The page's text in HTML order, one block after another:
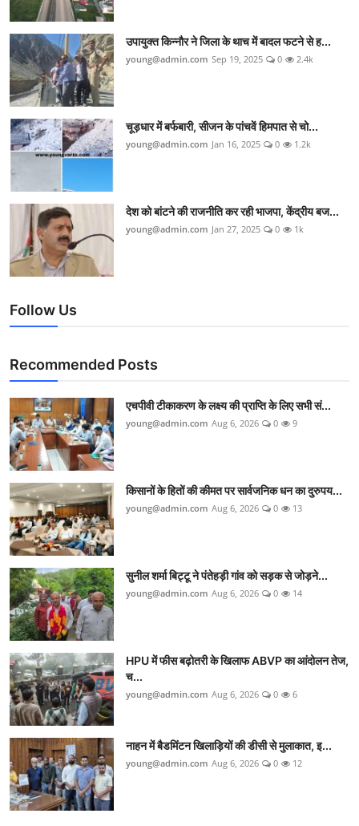
उपायुक्त किन्नौर ने जिला के थाच में बादल फटने से ह...
young@admin.com Sep 19, 2025 0 2.4k
चूड़धार में बर्फबारी, सीजन के पांचवें हिमपात से चो...
young@admin.com Jan 16, 2025 0 1.2k
देश को बांटने की राजनीति कर रही भाजपा, केंद्रीय बज...
young@admin.com Jan 27, 2025 0 1k
Follow Us
Recommended Posts
एचपीवी टीकाकरण के लक्ष्य की प्राप्ति के लिए सभी सं...
young@admin.com Aug 6, 2026 0 9
किसानों के हितों की कीमत पर सार्वजनिक धन का दुरुपय...
young@admin.com Aug 6, 2026 0 13
सुनील शर्मा बिट्टू ने पंतेहड़ी गांव को सड़क से जोड़ने...
young@admin.com Aug 6, 2026 0 14
HPU में फीस बढ़ोतरी के खिलाफ ABVP का आंदोलन तेज,
च...
young@admin.com Aug 6, 2026 0 6
नाहन में बैडमिंटन खिलाड़ियों की डीसी से मुलाकात, इ...
young@admin.com Aug 6, 2026 0 12